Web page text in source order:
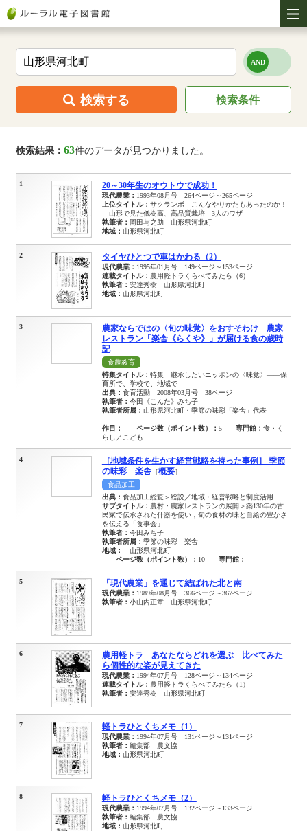
検索する 検索条件
検索結果： 63件のデータが見つかりました。
1 20～30年生のオウトウで成功！
現代農業： 1993年08月号 264ページ～265ページ
上位タイトル： サクランボ こんなやりかたもあったのか！
山形で見た低樹高、高品質栽培 3人のワザ
執筆者： 岡田与之助 山形県河北町
地域： 山形県河北町
2 タイヤひとつで車はかわる（2）
現代農業： 1995年01月号 149ページ～153ページ
連載タイトル： 農用軽トラくらべてみたら（6）
執筆者： 安達秀樹 山形県河北町
地域： 山形県河北町
3
農家ならではの〈旬の味覚〉をおすそわけ 農家
レストラン「楽舎《らくや》」が届ける食の歳時
記
食農教育
特集タイトル： 特集 継承したいニッポンの〈味覚〉――保
育所で、学校で、地域で
出典： 食育活動 2008年03月号 38ページ
執筆者： 今田《こんた》みち子
執筆者所属： 山形県河北町・季節の味彩「楽舎」代表
作目： ページ数（ポイント数）： 5 専門館： 食・く
らし／こども
4
［地域条件を生かす経営戦略を持った事例］ 季節
の味彩 楽舎［概要］
食品加工
出典： 食品加工総覧＞総説／地域・経営戦略と制度活用
サブタイトル： 農村・農家レストランの展開＞築130年の古
民家で伝承された什器を使い，旬の食材の味と自給の豊かさ
を伝える「食事会」
執筆者： 今田みち子
執筆者所属： 季節の味彩 楽舎
地域：
山形県河北町
ページ数（ポイント数）： 10 専門館：
5 「現代農業」を通じて結ばれた北と南
現代農業： 1989年08月号 366ページ～367ページ
執筆者： 小山内正章 山形県河北町
6
農用軽トラ あなたならどれを選ぶ 比べてみた
ら個性的な姿が見えてきた
現代農業： 1994年07月号 128ページ～134ページ
連載タイトル： 農用軽トラくらべてみたら（1）
執筆者： 安達秀樹 山形県河北町
7 軽トラひとくちメモ（1）
現代農業： 1994年07月号 131ページ～131ページ
執筆者： 編集部 農文協
地域： 山形県河北町
8 軽トラひとくちメモ（2）
現代農業： 1994年07月号 132ページ～133ページ
執筆者： 編集部 農文協
地域： 山形県河北町